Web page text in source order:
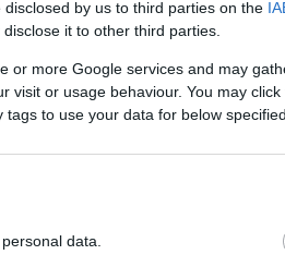
by us to third parties on the
it to other third parties.
or more Google services and may
visit or usage behaviour. You may
to use your data for below
data.
amelyet a bírósági
az Egyesült
and Record szerint
nélküli
azok
vallotta magát